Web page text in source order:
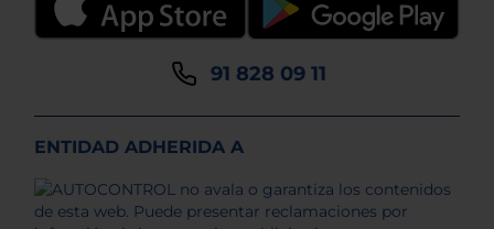
91 828 09 11
ENTIDAD ADHERIDA A